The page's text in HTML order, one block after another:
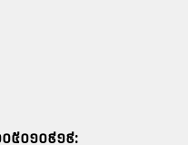
០៥០១០៩១៩: